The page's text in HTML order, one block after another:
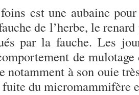
est une aubaine
de l’herbe, le
par la fauche. Les
de
notamment à son ouie
du micromammifère